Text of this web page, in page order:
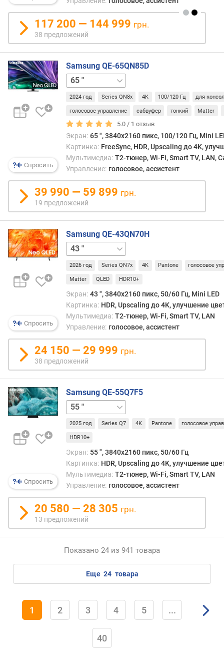
I
-
P
3
(
%
)
м
щ
н
з
в
у
к
а
(
В
т
)
к
о
о
д
и
н
а
м
и
к
о
(
ш
W
i
-
F
i
U
B
117 200 — 144 999 грн.
38 предложений
Спросить
Samsung QE-65QN85D
55 "75 "
2024 год Series QN8x 4K 100/120 Гц для
голосовое управление сабвуфер тонкий Matter
5.0 / 1 отзыв
Экран: 65 ", 3840x2160 пикс, 100/120 Гц, Mini
Картинка: FreeSync, HDR, Upscaling до 4K,
Мультимедиа: T2-тюнер, Wi-Fi, Smart TV, LAN,
Управление: голосовое, ассистент
39 990 — 59 899 грн.
19 предложений
Спросить
Samsung QE-43QN70H
50 "55 " 85 "
2026 год Series QN7x 4K Pantone голосовое
Matter QLED HDR10+
Экран: 43 ", 3840x2160 пикс, 50/60 Гц, Mini LED
Картинка: HDR, Upscaling до 4K, улучшение
Мультимедиа: T2-тюнер, Wi-Fi, Smart TV, LAN
Управление: голосовое, ассистент
24 150 — 29 999 грн.
38 предложений
Спросить
Samsung QE-55Q7F5
65 "75 "
2025 год Series Q7 4K Pantone голосовое
HDR10+
Экран: 55 ", 3840x2160 пикс, 50/60 Гц
Картинка: HDR, Upscaling до 4K, улучшение
Мультимедиа: T2-тюнер, Wi-Fi, Smart TV, LAN
Управление: голосовое, ассистент
20 580 — 28 305 грн.
13 предложений
Показано 24 из 941 товара
еще 24 товара
1 2 3 4 5 ...
40